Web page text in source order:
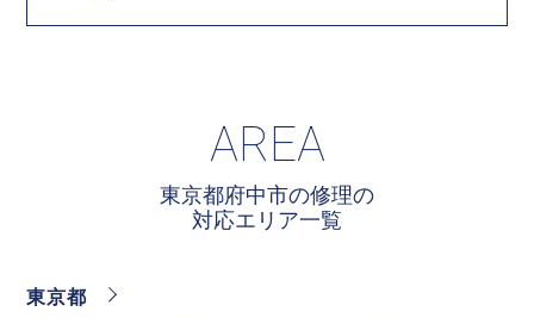
AREA
東京都府中市の修理の
対応エリア一覧
東京都